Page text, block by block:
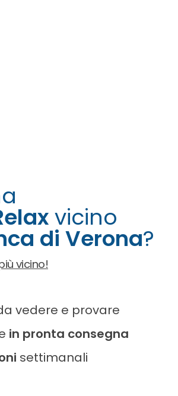
vicino
di Verona?
vicino!
vedere e provare
in pronta consegna
settimanali